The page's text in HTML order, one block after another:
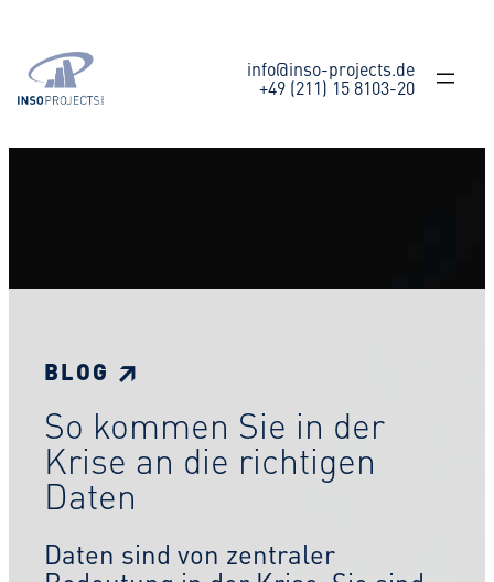
springen
info@inso-projects.de
+49 (211) 15 8103-20
BLOG ↗
So kommen Sie in der
Krise an die richtigen
Daten
Daten sind von zentraler